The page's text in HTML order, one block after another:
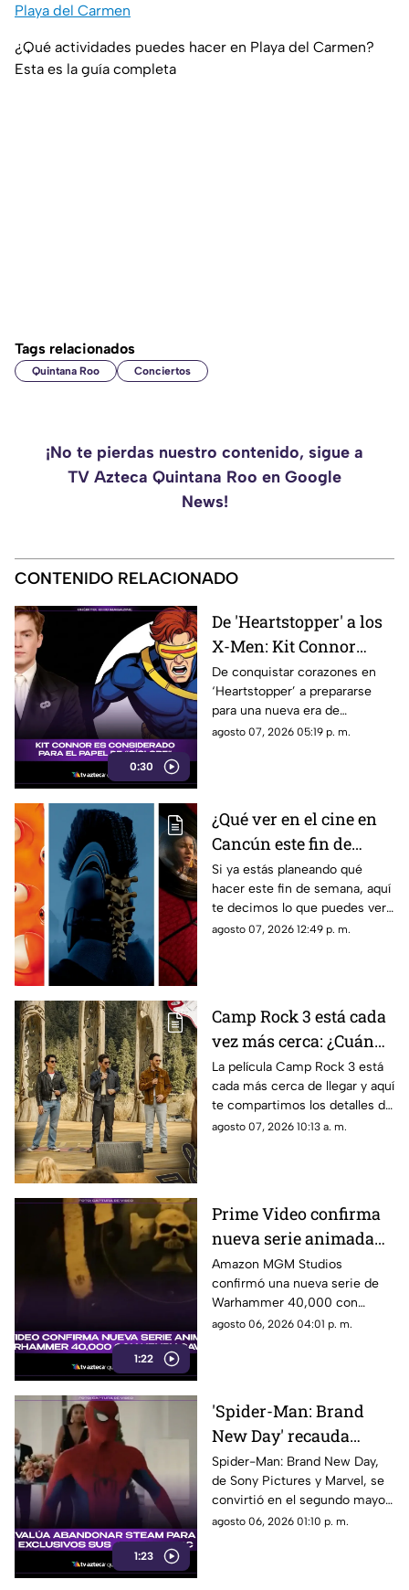
Playa del Carmen
¿Qué actividades puedes hacer en Playa del Carmen?
Esta es la guía completa
Tags relacionados
Quintana Roo Conciertos
¡No te pierdas nuestro contenido, sigue a
TV Azteca Quintana Roo en Google
News!
CONTENIDO RELACIONADO
0:30
De 'Heartstopper' a los
X-Men: Kit Connor
podría llegar al
universo Marvel como
Cíclope
De conquistar corazones en
‘Heartstopper’ a prepararse
para una nueva era de
superhéroes. Kit Connor
agosto 07, 2026 05:19 p. m.
¿Qué ver en el cine en
Cancún este fin de
semana del 7 al 9 de
agosto de 2026?
Cartelera y
recomendaciones de
Si ya estás planeando qué
hacer este fin de semana, aquí
te decimos lo que puedes ver
en el cine en Cancún del 7 al 9
agosto 07, 2026 12:49 p. m.
Camp Rock 3 está cada
vez más cerca: ¿Cuándo
y en dónde se estrenará
la nueva película de los
Jonas Brothers?
La película Camp Rock 3 está
cada más cerca de llegar y aquí
te compartimos los detalles de
cuándo y dónde se estrenará la
agosto 07, 2026 10:13 a. m.
1:22
Prime Video confirma
nueva serie animada
de Warhammer 40,000
con Henry Cavill
Amazon MGM Studios
confirmó una nueva serie de
Warhammer 40,000 con
Henry Cavill como productor
agosto 06, 2026 04:01 p. m.
1:23
'Spider-Man: Brand
New Day' recauda
millones de dólares y
es el segundo mejor
debut de la historia
Spider-Man: Brand New Day,
de Sony Pictures y Marvel, se
convirtió en el segundo mayor
estreno de fin de semana. Aquí
agosto 06, 2026 01:10 p. m.